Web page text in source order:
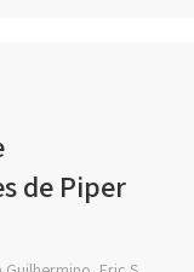
de Piper